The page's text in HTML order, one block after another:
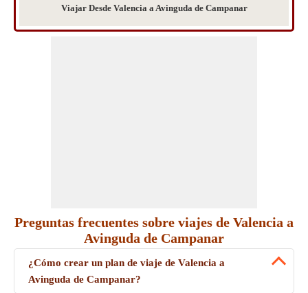
Viajar Desde Valencia a Avinguda de Campanar
Preguntas frecuentes sobre viajes de Valencia a
Avinguda de Campanar
¿Cómo crear un plan de viaje de Valencia a
Avinguda de Campanar?